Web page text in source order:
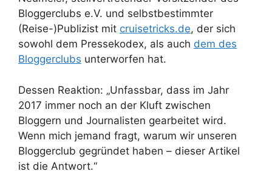
Bloggerclubs e.V. und selbstbestimmter
(Reise-)Publizist mit cruisetricks.de, der sich
sowohl dem Pressekodex, als auch dem des
Bloggerclubs unterworfen hat.
Dessen Reaktion: „Unfassbar, dass im Jahr
2017 immer noch an der Kluft zwischen
Bloggern und Journalisten gearbeitet wird.
Wenn mich jemand fragt, warum wir unseren
Bloggerclub gegründet haben – dieser Artikel
ist die Antwort.“